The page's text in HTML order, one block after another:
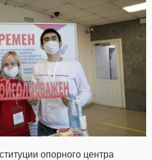
опорного центра